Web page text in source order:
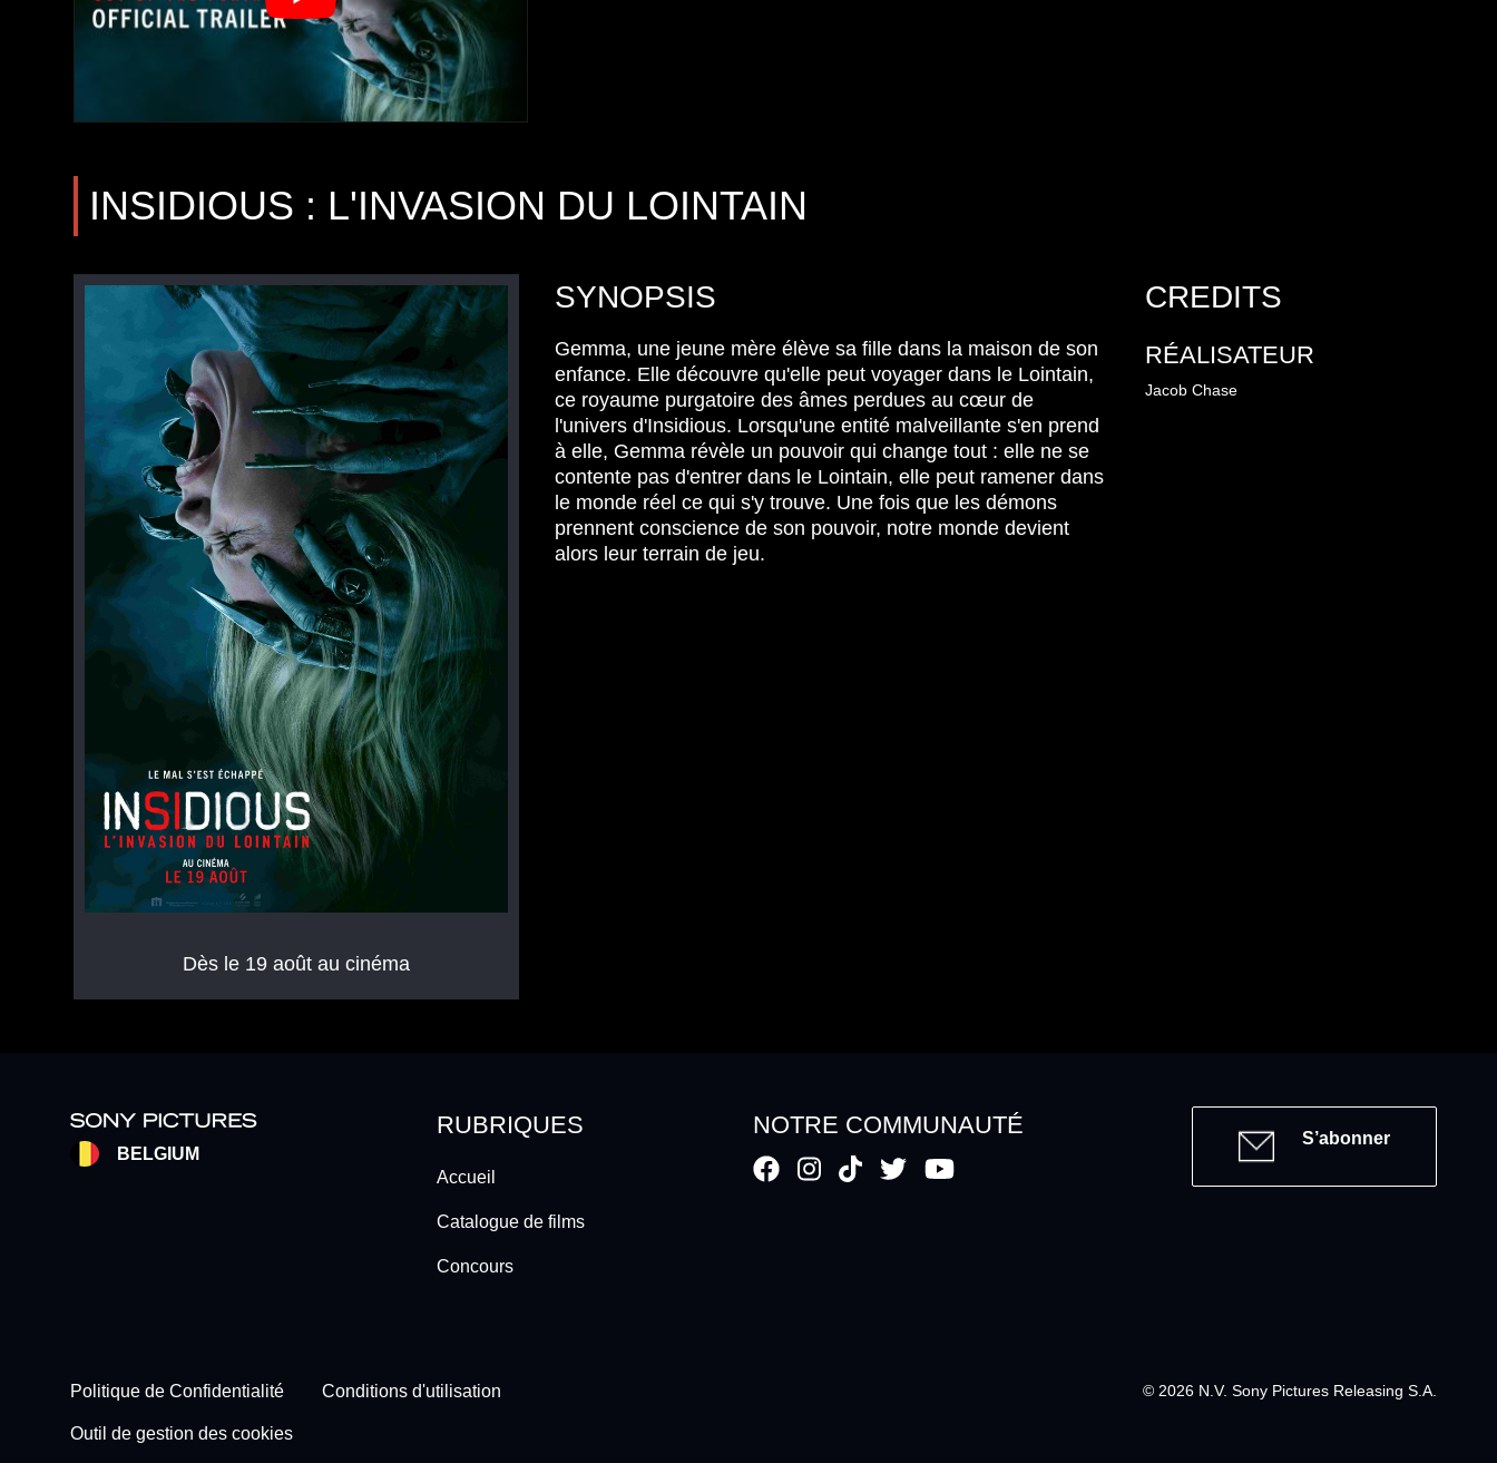
INSIDIOUS : L'INVASION DU LOINTAIN
Dès le 19 août au cinéma
SYNOPSIS
Gemma, une jeune mère élève sa fille dans la maison de son
enfance. Elle découvre qu'elle peut voyager dans le Lointain,
ce royaume purgatoire des âmes perdues au cœur de
l'univers d'Insidious. Lorsqu'une entité malveillante s'en prend
à elle, Gemma révèle un pouvoir qui change tout : elle ne se
contente pas d'entrer dans le Lointain, elle peut ramener dans
le monde réel ce qui s'y trouve. Une fois que les démons
prennent conscience de son pouvoir, notre monde devient
alors leur terrain de jeu.
CREDITS
RÉALISATEUR
Jacob Chase
BELGIUM
RUBRIQUES
Accueil
Catalogue de films
Concours
NOTRE COMMUNAUTÉ S’abonner
Footer - Subfooter
Politique de Confidentialité Conditions d'utilisation
Outil de gestion des cookies
© 2026 N.V. Sony Pictures Releasing S.A.